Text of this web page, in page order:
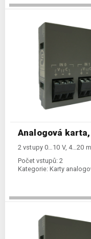
Analogová
2 vstupy 0…10 V, 4…20
Počet vstupů: 2
Kategorie: Karty